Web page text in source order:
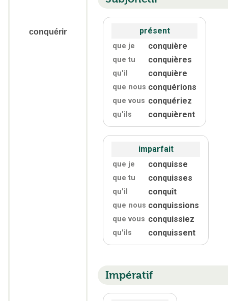
conquérir présent
que je conquière
que tu conquières
qu'il conquière
que nous conquérions
que vous conquériez
qu'ils conquièrent
imparfait
que je conquisse
que tu conquisses
qu'il conquît
que nous conquissions
que vous conquissiez
qu'ils conquissent
Impératif